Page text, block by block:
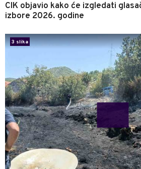
CIK objavio kako će izgledati
izbore 2026. godine
3 slika